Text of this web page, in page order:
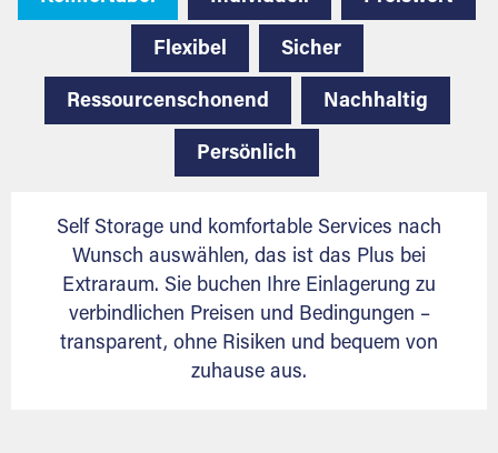
Flexibel Sicher
Ressourcenschonend Nachhaltig
Persönlich
Self Storage und komfortable Services nach
Wunsch auswählen, das ist das Plus bei
Extraraum. Sie buchen Ihre Einlagerung zu
verbindlichen Preisen und Bedingungen –
transparent, ohne Risiken und bequem von
zuhause aus.